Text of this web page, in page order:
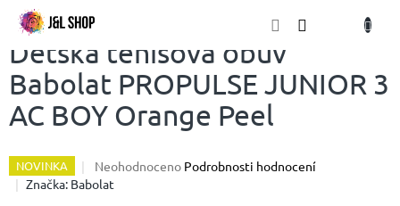
Přejít
obsah
Dětská tenisová obuv
Babolat PROPULSE JUNIOR 3
AC BOY Orange Peel
NOVINKA
Průměrné
hodnocení
Neohodnoceno Podrobnosti hodnocení
Značka: Babolat